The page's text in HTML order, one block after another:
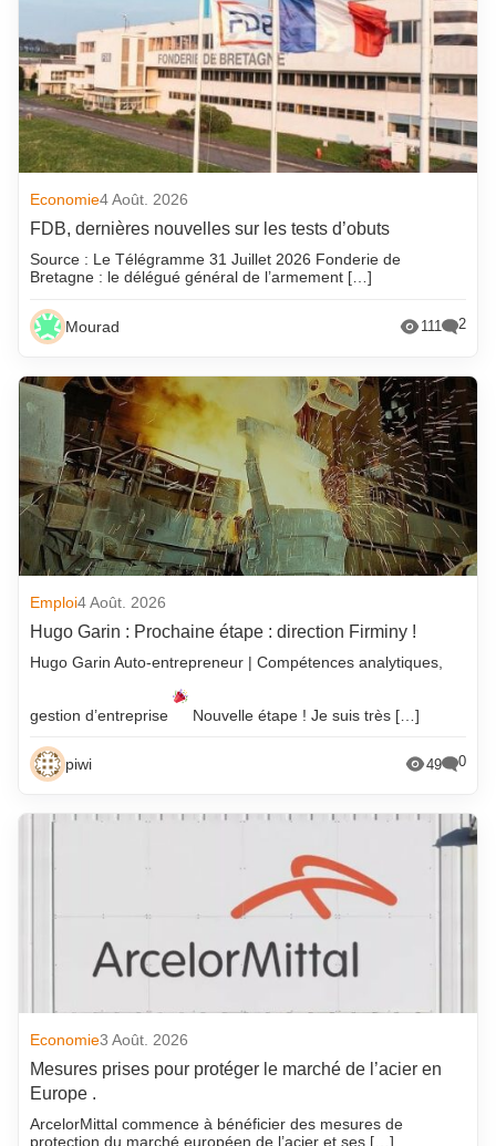
Economie4 Août. 2026
FDB, dernières nouvelles sur les tests d’obuts
Source : Le Télégramme 31 Juillet 2026 Fonderie de
Bretagne : le délégué général de l’armement […]
Mourad 111 2
Emploi4 Août. 2026
Hugo Garin : Prochaine étape : direction Firminy !
Hugo Garin Auto-entrepreneur | Compétences analytiques,
gestion d’entreprise Nouvelle étape ! Je suis très […]
piwi 49 0
Economie3 Août. 2026
Mesures prises pour protéger le marché de l’acier en
Europe .
ArcelorMittal commence à bénéficier des mesures de
protection du marché européen de l’acier et ses […]